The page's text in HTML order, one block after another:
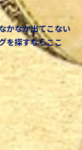
かなか出てこない
を探すならここ